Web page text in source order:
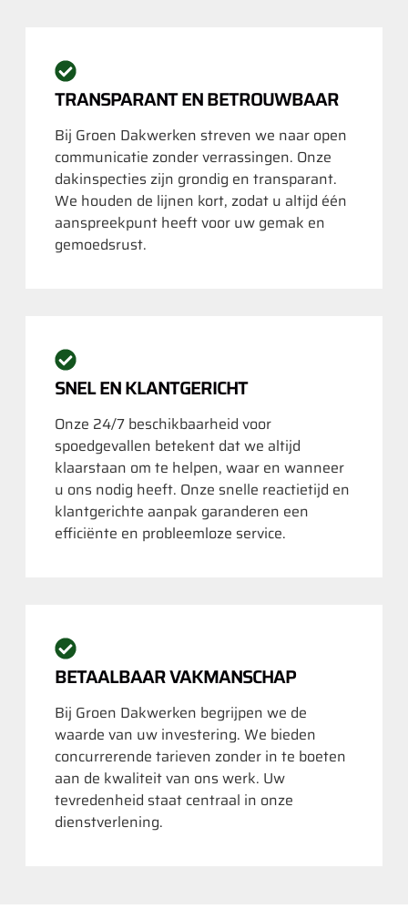
TRANSPARANT EN BETROUWBAAR
Bij Groen Dakwerken streven we naar open
communicatie zonder verrassingen. Onze
dakinspecties zijn grondig en transparant.
We houden de lijnen kort, zodat u altijd één
aanspreekpunt heeft voor uw gemak en
gemoedsrust.
SNEL EN KLANTGERICHT
Onze 24/7 beschikbaarheid voor
spoedgevallen betekent dat we altijd
klaarstaan om te helpen, waar en wanneer
u ons nodig heeft. Onze snelle reactietijd en
klantgerichte aanpak garanderen een
efficiënte en probleemloze service.
BETAALBAAR VAKMANSCHAP
Bij Groen Dakwerken begrijpen we de
waarde van uw investering. We bieden
concurrerende tarieven zonder in te boeten
aan de kwaliteit van ons werk. Uw
tevredenheid staat centraal in onze
dienstverlening.